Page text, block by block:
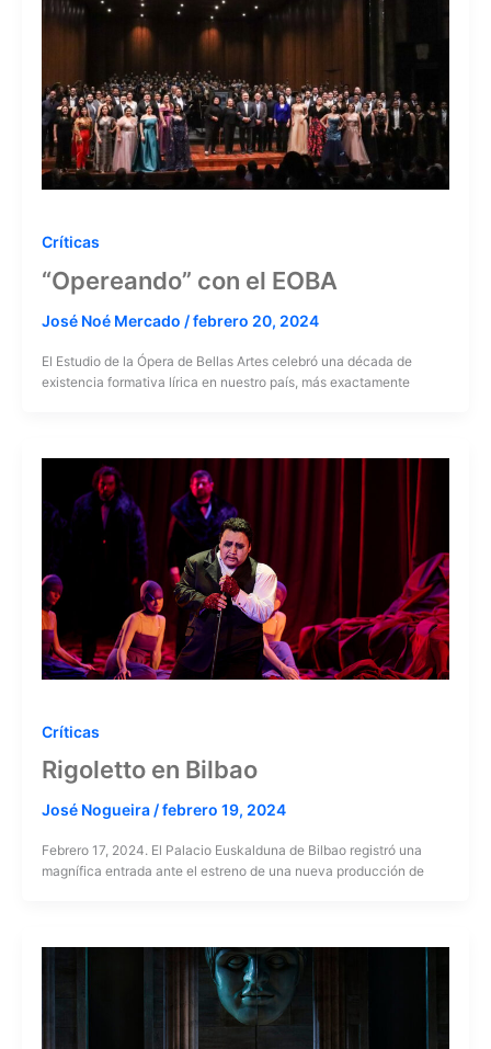
Críticas
“Opereando” con el EOBA
José Noé Mercado /febrero 20, 2024
El Estudio de la Ópera de Bellas Artes celebró una década de
existencia formativa lírica en nuestro país, más exactamente
Críticas
Rigoletto en Bilbao
José Nogueira/febrero 19, 2024
Febrero 17, 2024. El Palacio Euskalduna de Bilbao registró una
magnífica entrada ante el estreno de una nueva producción de